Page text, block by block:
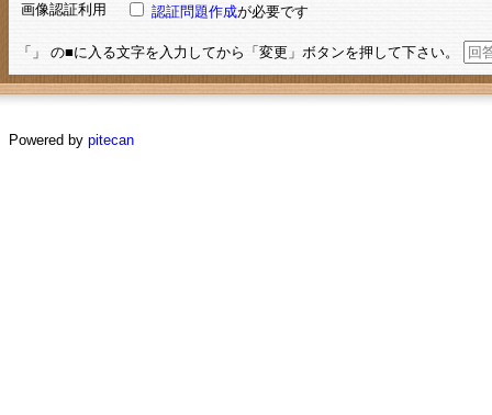
画像認証利用
認証問題作成が必要です
「」 の■に入る文字を入力してから「変更」ボタンを押して下さい。
Powered by pitecan